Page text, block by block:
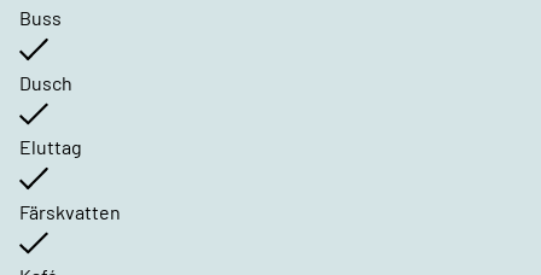
Buss
Dusch
Eluttag
Färskvatten